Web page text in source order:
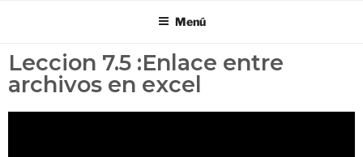
Menú
Leccion 7.5 :Enlace entre
archivos en excel